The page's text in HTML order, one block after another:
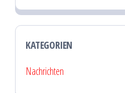
KATEGORIEN
Nachrichten